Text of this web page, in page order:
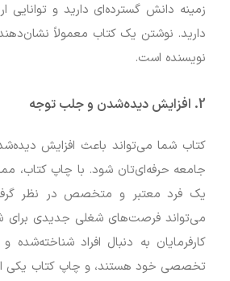
زمینه دانش گسترده‌ای دارید و توانایی
دارید. نوشتن یک کتاب معمولاً
نویسنده است.
2. افزایش دیده‌شدن و جلب توجه
کتاب شما می‌تواند باعث افزایش
جامعه حرفه‌ای‌تان شود. با چاپ کتاب،
یک فرد معتبر و متخصص در نظر
می‌تواند فرصت‌های شغلی جدیدی برای
کارفرمایان به دنبال افراد
تخصصی خود هستند، و چاپ کتاب یکی از